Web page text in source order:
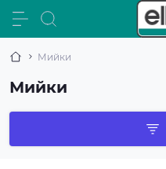
Мийки
Мийки